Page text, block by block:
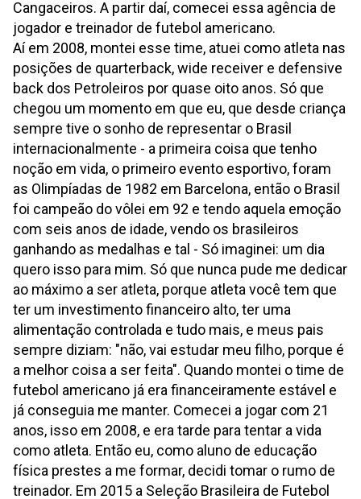
Cangaceiros. A partir daí, comecei essa agência de
jogador e treinador de futebol americano.
Aí em 2008, montei esse time, atuei como atleta nas
posições de quarterback, wide receiver e defensive
back dos Petroleiros por quase oito anos. Só que
chegou um momento em que eu, que desde criança
sempre tive o sonho de representar o Brasil
internacionalmente - a primeira coisa que tenho
noção em vida, o primeiro evento esportivo, foram
as Olimpíadas de 1982 em Barcelona, então o Brasil
foi campeão do vôlei em 92 e tendo aquela emoção
com seis anos de idade, vendo os brasileiros
ganhando as medalhas e tal - Só imaginei: um dia
quero isso para mim. Só que nunca pude me dedicar
ao máximo a ser atleta, porque atleta você tem que
ter um investimento financeiro alto, ter uma
alimentação controlada e tudo mais, e meus pais
sempre diziam: "não, vai estudar meu filho, porque é
a melhor coisa a ser feita". Quando montei o time de
futebol americano já era financeiramente estável e
já conseguia me manter. Comecei a jogar com 21
anos, isso em 2008, e era tarde para tentar a vida
como atleta. Então eu, como aluno de educação
física prestes a me formar, decidi tomar o rumo de
treinador. Em 2015 a Seleção Brasileira de Futebol